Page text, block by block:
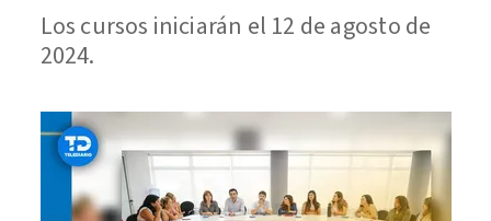
Los cursos iniciarán el 12 de agosto de
2024.